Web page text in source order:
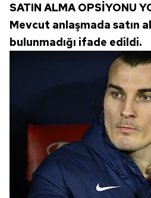
SATIN ALMA OPSİYONU
Mevcut anlaşmada satın
bulunmadığı ifade edildi.